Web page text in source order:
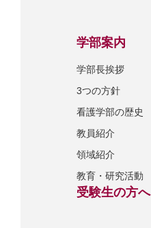
学部案内
学部長挨拶
3つの方針
看護学部の歴史
教員紹介
領域紹介
教育・研究活動
受験生の方へ